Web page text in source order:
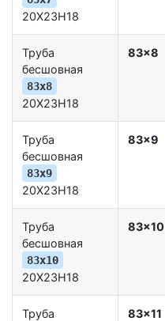
20Х23Н18
Труба
бесшовная
83x8
20Х23Н18
83x8
Труба
бесшовная
83x9
20Х23Н18
83x9
Труба
бесшовная
83x10
20Х23Н18
83x10
Труба
83x11